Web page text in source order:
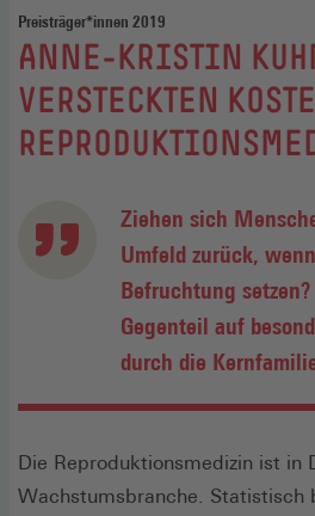
Preisträger*innen 2019
:
ANNE-KRISTIN
VERSTECKTEN
Ziehen sich
Umfeld zurück,
Befruchtung
Gegenteil auf
durch die
Die Reproduktionsmedizin ist in
Wachstumsbranche. Statistisch